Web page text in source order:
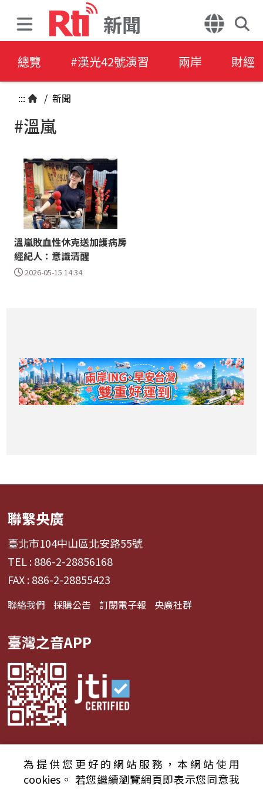
新聞
總覽 #漢光42號演習 兩岸 財經
::: / 新聞
#溫嵐
溫嵐敗血性休克送加護病房
經紀人：意識清醒
2026-05-15 14:34
聯繫央廣
臺北市104中山區北安路55號
TEL : 886-2-28856168
FAX : 886-2-28855423
聯絡我們 採購公告 訂閱電子報 央廣社群
臺灣之音APP
© 2024財團法人中央廣播電臺 版權所有
為提供您更好的網站服務，本網站使用
cookies。 若您繼續瀏覽網頁即表示您同意我